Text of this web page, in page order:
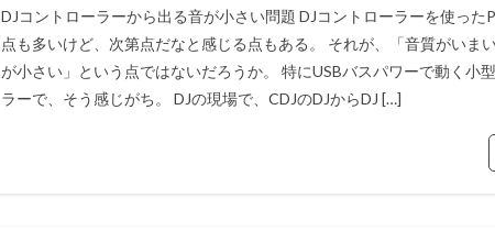
DJコントローラーから出る音が小さい問題 DJコントローラーを使った
点も多いけど、次第点だなと感じる点もある。 それが、「音質がいま
が小さい」という点ではないだろうか。 特にUSBバスパワーで動く小
ラーで、そう感じがち。 DJの現場で、CDJのDJからDJ […]